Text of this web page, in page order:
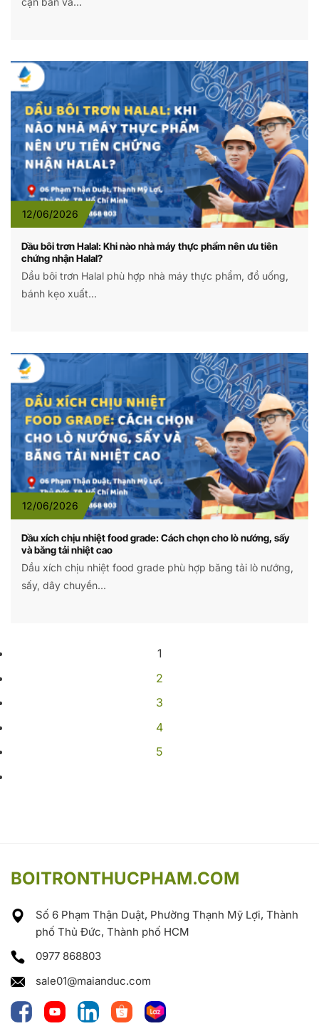
12/06/2026
Dầu bôi trơn Halal: Khi nào nhà máy thực phẩm nên ưu tiên
chứng nhận Halal?
Dầu bôi trơn Halal phù hợp nhà máy thực phẩm, đồ uống,
bánh kẹo xuất...
12/06/2026
Dầu xích chịu nhiệt food grade: Cách chọn cho lò nướng, sấy
và băng tải nhiệt cao
Dầu xích chịu nhiệt food grade phù hợp băng tải lò nướng,
sấy, dây chuyền...
1
2
3
4
5
BOITRONTHUCPHAM.COM
Số 6 Phạm Thận Duật, Phường Thạnh Mỹ Lợi, Thành
phố Thủ Đức, Thành phố HCM
0977 868803
sale01@maianduc.com